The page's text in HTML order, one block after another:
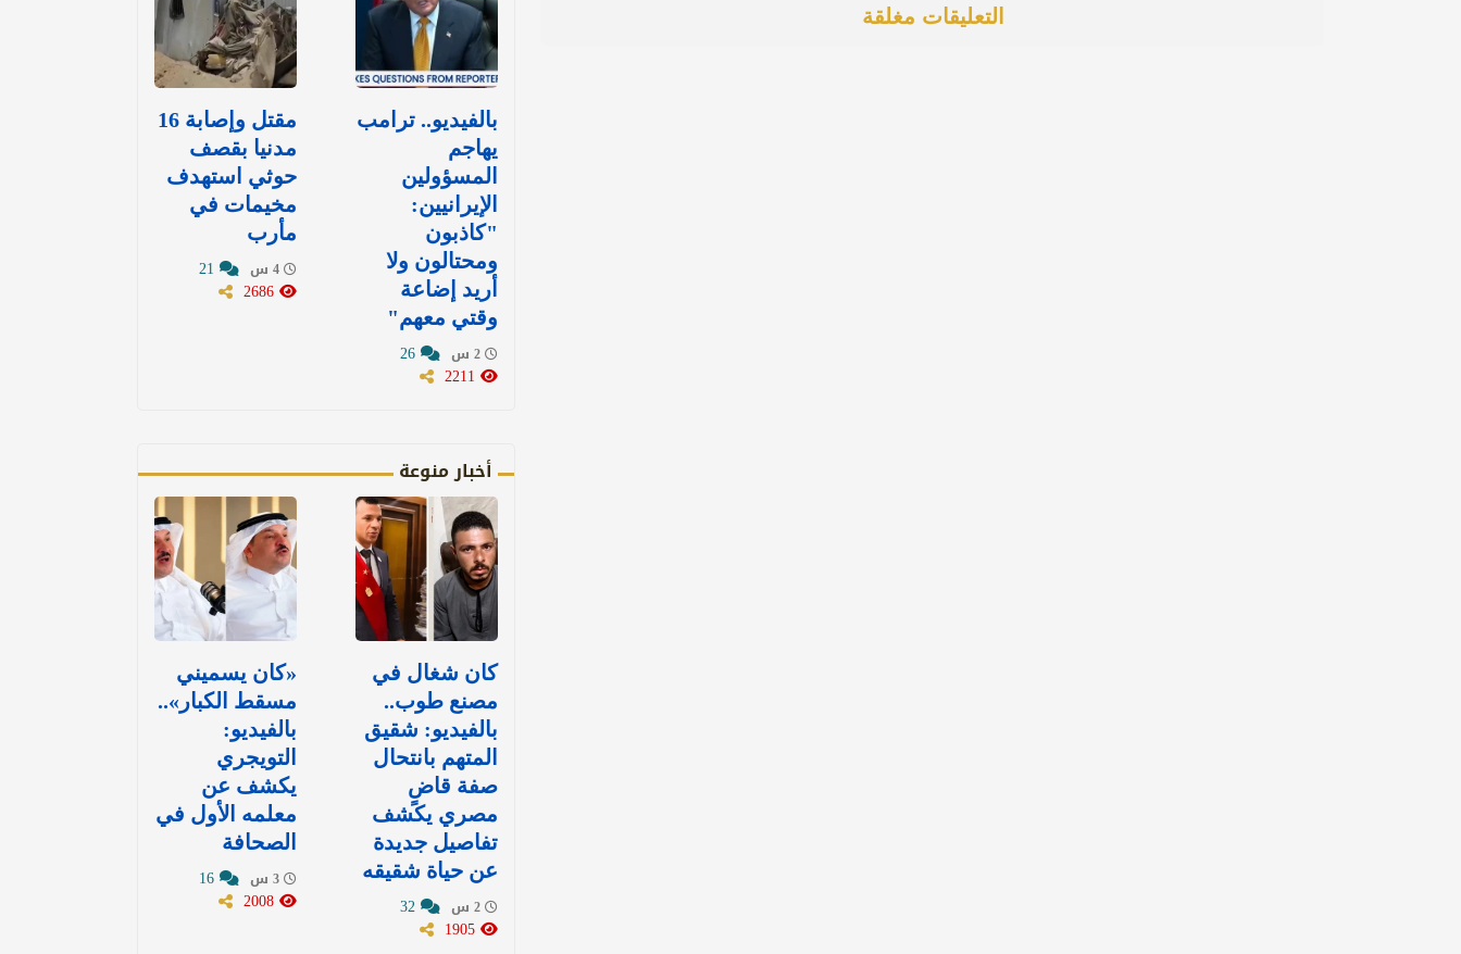
التعليقات مغلقة
بالفيديو.. ترامب
يهاجم
المسؤولين
الإيرانيين:
"كاذبون
ومحتالون ولا
أريد إضاعة
وقتي معهم"
مقتل وإصابة 16
مدنيا بقصف
حوثي استهدف
مخيمات في
مأرب
أخبار منوعة
كان شغال في
مصنع طوب..
بالفيديو: شقيق
المتهم بانتحال
صفة قاضٍ
مصري يكشف
تفاصيل جديدة
عن حياة شقيقه
«كان يسميني
مسقط الكبار»..
بالفيديو:
التويجري
يكشف عن
معلمه الأول في
الصحافة